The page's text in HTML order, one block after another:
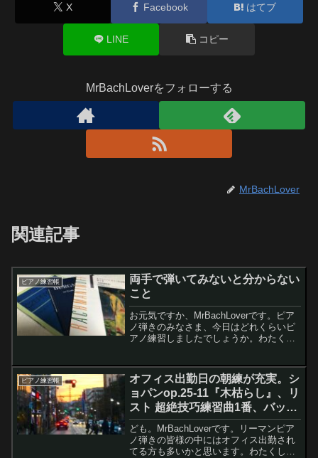
X Facebook はてブ
LINE コピー
MrBachLoverをフォローする
MrBachLover
関連記事
ピアノ練習帳
両手で弾いてみないと分からない
こと
お元気ですか、MrBachLoverです。ピア
ノ弾きのみなさま、今日はどれくらいピ
アノ練習しましたでしょうか。わたくし
欠かさないのはとても良いことだね！わ
たくし毎日弾...
ピアノ練習帳
オフィス出勤日の朝練が充実。シ
ョパンop.25-11『木枯らし』、リ
スト 超絶技巧練習曲1番、バッ
ハ、ツェルニー、ブルグミュラー
も！
ども。MrBachLoverです。リーマンピア
ノ弾きの皆様の中にはオフィス出勤され
てる方も多いかと思います。わたくしは